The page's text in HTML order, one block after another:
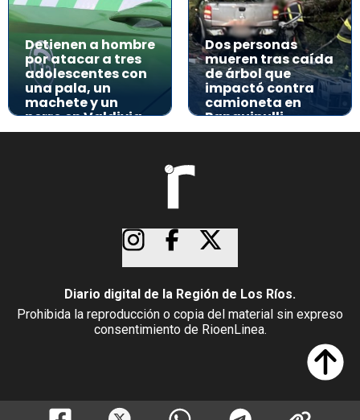
Detienen a hombre
por atacar a tres
adolescentes con
una pala, un
machete y un
perro en Valdivia
Dos personas
mueren tras caída
de árbol que
impactó contra
camioneta en
Panguipulli
Diario digital de la Región de Los Ríos.
Prohibida la reproducción o copia del material sin expreso
consentimiento de RioenLinea.